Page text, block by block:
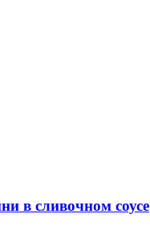
в сливочном соусе